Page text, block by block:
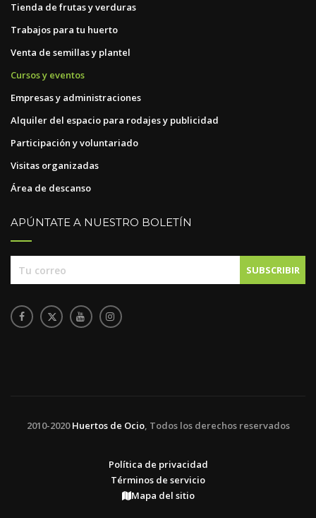
Tienda de frutas y verduras
Trabajos para tu huerto
Venta de semillas y plantel
Cursos y eventos
Empresas y administraciones
Alquiler del espacio para rodajes y publicidad
Participación y voluntariado
Visitas organizadas
Área de descanso
APÚNTATE A NUESTRO BOLETÍN
2010-2020Huertos de Ocio, Todos los derechos reservados
Política de privacidad
Términos de servicio
Mapa del sitio